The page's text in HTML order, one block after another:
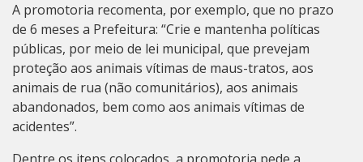
A promotoria recomenta, por exemplo, que no prazo
de 6 meses a Prefeitura: “Crie e mantenha políticas
públicas, por meio de lei municipal, que prevejam
proteção aos animais vítimas de maus-tratos, aos
animais de rua (não comunitários), aos animais
abandonados, bem como aos animais vítimas de
acidentes”.